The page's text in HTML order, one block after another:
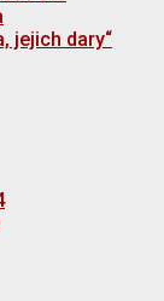
jejich dary“